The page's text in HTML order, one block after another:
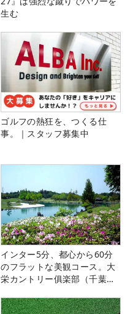
生む
ゴルフの熱狂を、つくる仕
事。｜スタッフ募集中
インター5分、都心から60分
のフラットな美観コース。大
栄カントリー俱楽部（千葉